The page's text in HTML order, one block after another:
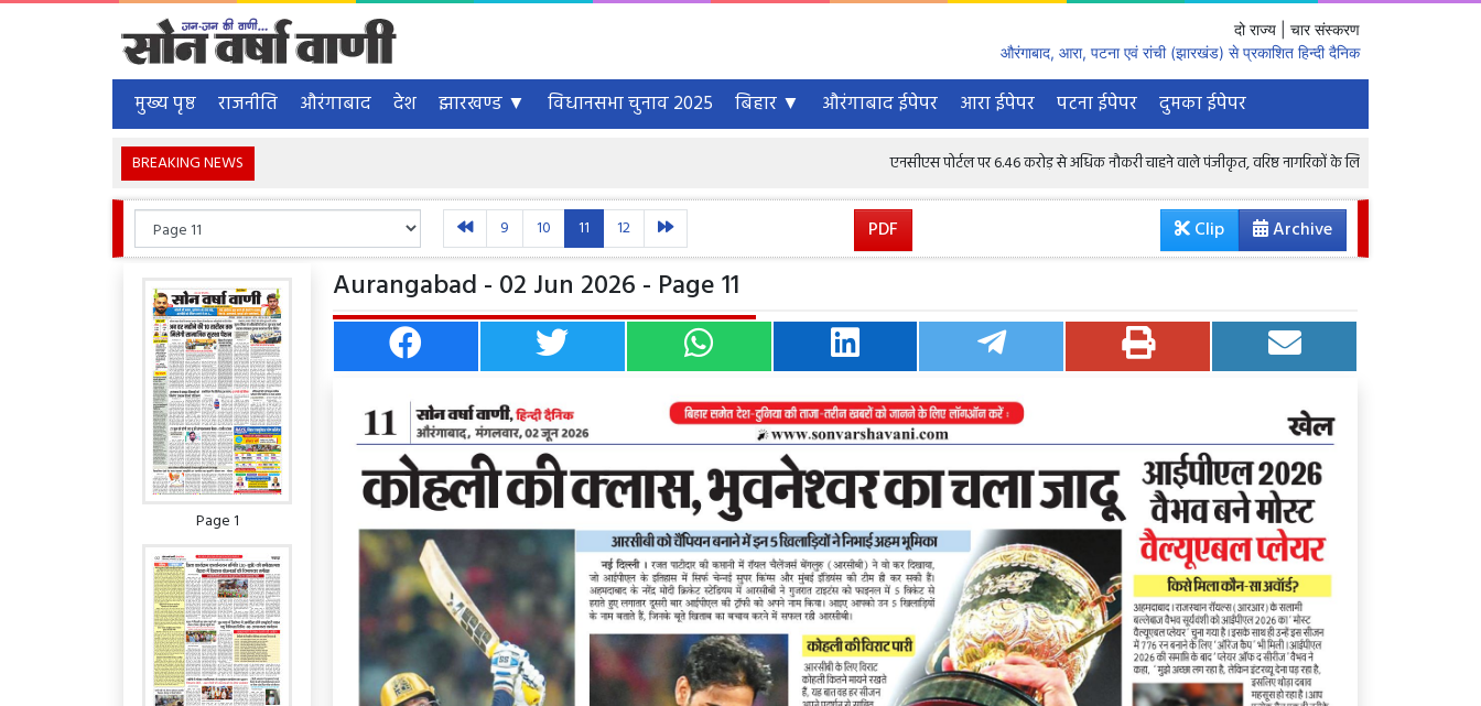
दो राज्य | चार संस्करण
औरंगाबाद, आरा, पटना एवं रांची (झारखंड) से प्रकाशित हिन्दी दैनिक
मुख्य पृष्ठ राजनीति औरंगाबाद देश झारखण्ड ▼ विधानसभा चुनाव 2025 बिहार ▼ औरंगाबाद ईपेपर आरा ईपेपर पटना ईपेपर दुमका ईपेपर
BREAKING NEWS एनसीएस पोर्टल पर 6.46 करोड़ से अधिक नौकरी चाहने वाले पंजीकृत, वरिष्ठ नागरिकों के लिए भी 1.68 लाख रिक्तियां : केंद्रीय
9 10 11 12 PDF Archive
Clip
Page 1
Aurangabad - 02 Jun 2026 - Page 11